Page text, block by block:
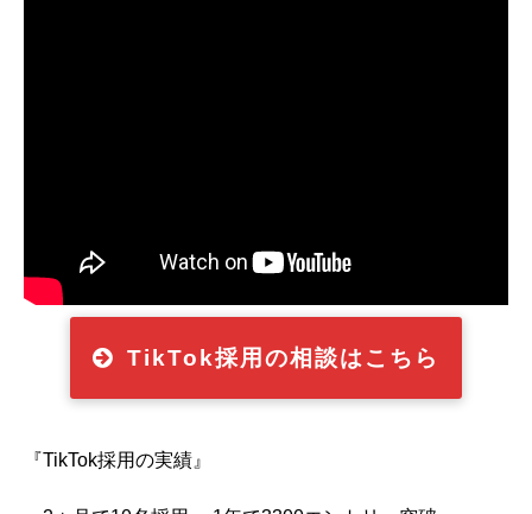
TikTok採用の相談はこちら
『TikTok採用の実績』